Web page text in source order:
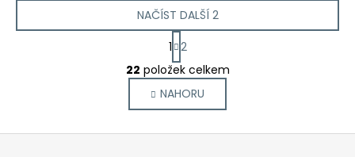
O
v
l
á
d
NAČÍST DALŠÍ 2
S
t
r
á
n
k
1 2
22 položek celkem
NAHORU
Z